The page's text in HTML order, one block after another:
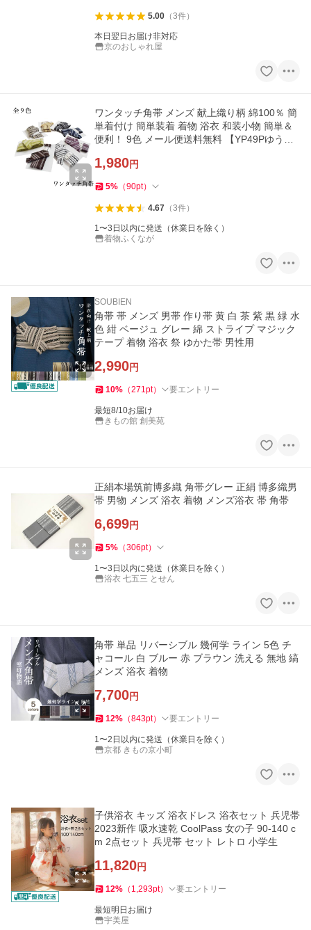
5.00（3件）
本日翌日お届け非対応
京のおしゃれ屋
ワンタッチ角帯 メンズ 献上織り柄 綿100％ 簡
単着付け 簡単装着 着物 浴衣 和装小物 簡単＆
便利！ 9色 メール便送料無料 【YP49Pゆうパ
1,980円
5% （90pt）
4.67（3件）
1〜3日以内に発送（休業日を除く）
着物ふくなが
SOUBIEN
角帯 帯 メンズ 男帯 作り帯 黄 白 茶 紫 黒 緑 水
色 紺 ベージュ グレー 綿 ストライプ マジック
テープ 着物 浴衣 祭 ゆかた帯 男性用
2,990円
10% （271pt） 要エントリー
最短8/10お届け
きもの館 創美苑
正絹本場筑前博多織 角帯グレー 正絹 博多織男
帯 男物 メンズ 浴衣 着物 メンズ浴衣 帯 角帯
6,699円
5% （306pt）
1〜3日以内に発送（休業日を除く）
浴衣 七五三 とせん
角帯 単品 リバーシブル 幾何学 ライン 5色 チ
ャコール 白 ブルー 赤 ブラウン 洗える 無地 縞
メンズ 浴衣 着物
7,700円
12% （843pt） 要エントリー
1〜2日以内に発送（休業日を除く）
京都 きもの京小町
子供浴衣 キッズ 浴衣ドレス 浴衣セット 兵児帯
2023新作 吸水速乾 CoolPass 女の子 90-140 c
m 2点セット 兵児帯 セット レトロ 小学生
11,820円
12% （ 1,293pt） 要エントリー
最短明日お届け
宇美屋